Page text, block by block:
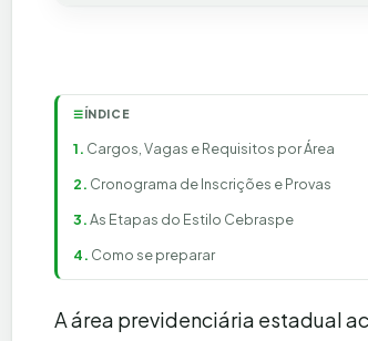
☰ÍNDICE
Cargos, Vagas e Requisitos por Área
Cronograma de Inscrições e Provas
As Etapas do Estilo Cebraspe
Como se preparar
A área previdenciária estadual